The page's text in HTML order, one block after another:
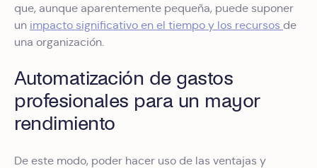
que, aunque aparentemente pequeña, puede suponer
un impacto significativo en el tiempo y los recursos de
una organización.
Automatización de gastos
profesionales para un mayor
rendimiento
De este modo, poder hacer uso de las ventajas y